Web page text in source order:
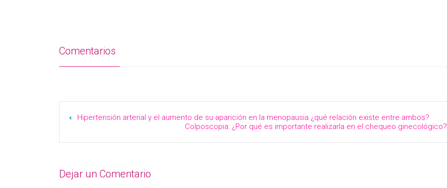
Comentarios
Hipertensión arterial y el aumento de su aparición en la menopausia ¿qué relación existe entre ambos?
Colposcopia: ¿Por qué es importante realizarla en el chequeo ginecológico?
Dejar un Comentario